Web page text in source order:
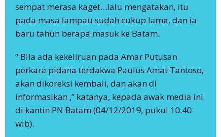
sempat merasa kaget…lalu mengatakan, itu
pada masa lampau sudah cukup lama, dan ia
baru tahun berapa masuk ke Batam.
” Bila ada kekeliruan pada Amar Putusan
perkara pidana terdakwa Paulus Amat Tantoso,
akan dikoreksi kembali, dan akan di
informasikan ,” katanya, kepada awak media ini
di kantin PN Batam (04/12/2019, pukul 10.40
wib).